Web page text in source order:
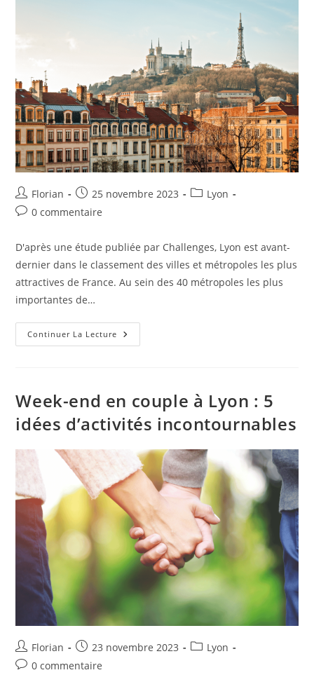
Florian 25 novembre 2023
Lyon
0 commentaire
D'après une étude publiée par Challenges, Lyon est avant-
dernier dans le classement des villes et métropoles les plus
attractives de France. Au sein des 40 métropoles les plus
importantes de…
Continuer La Lecture
Week-end en couple à Lyon : 5
idées d’activités incontournables
Florian 23 novembre 2023
Lyon
0 commentaire